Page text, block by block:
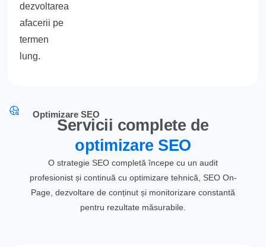
dezvoltarea
afacerii pe
termen
lung.
Optimizare SEO
Servicii complete de
optimizare SEO
O strategie SEO completă începe cu un audit
profesionist și continuă cu optimizare tehnică, SEO On-
Page, dezvoltare de conținut și monitorizare constantă
pentru rezultate măsurabile.